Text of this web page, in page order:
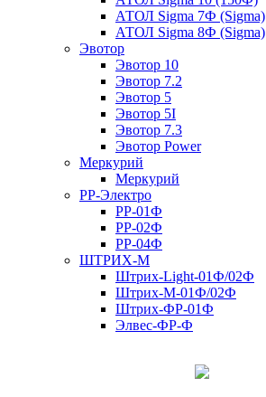
АТОЛ Sigma 7Ф (Sigma)
АТОЛ Sigma 8Ф (Sigma)
Эвотор
Эвотор 10
Эвотор 7.2
Эвотор 5
Эвотор 5I
Эвотор 7.3
Эвотор Power
Меркурий
Меркурий
РР-Электро
РР-01Ф
РР-02Ф
РР-04Ф
ШТРИХ-М
Штрих-Light-01Ф/02Ф
Штрих-М-01Ф/02Ф
Штрих-ФР-01Ф
Элвес-ФР-Ф